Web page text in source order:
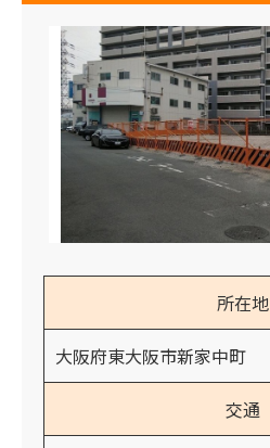
所在地
大阪府東大阪市新家中町
交通